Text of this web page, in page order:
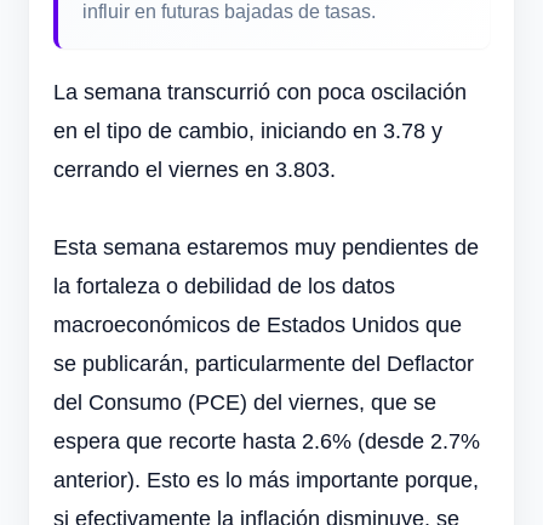
influir en futuras bajadas de tasas.
La semana transcurrió con poca oscilación
en el tipo de cambio, iniciando en 3.78 y
cerrando el viernes en 3.803.
Esta semana estaremos muy pendientes de
la fortaleza o debilidad de los datos
macroeconómicos de Estados Unidos que
se publicarán, particularmente del Deflactor
del Consumo (PCE) del viernes, que se
espera que recorte hasta 2.6% (desde 2.7%
anterior). Esto es lo más importante porque,
si efectivamente la inflación disminuye, se